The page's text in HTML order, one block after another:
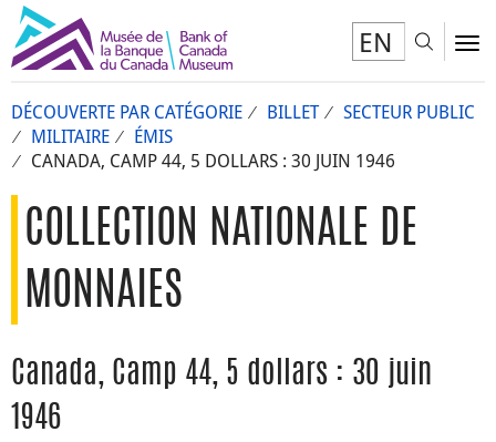
EN
DÉCOUVERTE PAR CATÉGORIE BILLET
SECTEUR PUBLIC
MILITAIRE
ÉMIS
CANADA, CAMP 44, 5 DOLLARS : 30 JUIN 1946
COLLECTION NATIONALE DE
MONNAIES
Canada, Camp 44, 5 dollars : 30 juin
1946